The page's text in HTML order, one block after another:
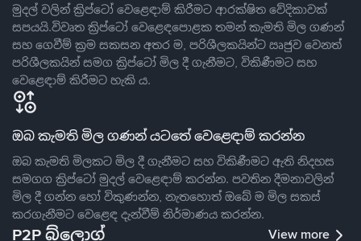
මුදල් වලින් ක්‍රිප්ටෝ වෙළෙඳාම් කිරීමට ආරක්ෂිත වේදිකාවක්
සපයයි.විවෘත ක්‍රිප්ටෝ වෙළෙඳපොළක තමන් කැමති මිල ගණන්
සහ ගෙවීම් ක්‍රම සකසන අතර ම, පරිශීලකයින්ට ඍජුව වෙනත්
පරිශීලකයින් සමග ක්‍රිප්ටෝ මිල දී ගැනීමට, විකිණීමට සහ
වෙළෙඳාම් කිරීමට හැකි ය.
ඔබ කැමති මිල ගණන් යටතේ වෙළෙඳාම් කරන්න
ඔබ කැමති මිලකට මිල දී ගැනීමට සහ විකිණීමට ඇති නිදහස
සමගග ක්‍රිප්ටෝ මුදල් වෙළෙඳාම් කරන්න. පවතින දීමනාවලින්
මිල දී ගන්න හෝ විකුණන්න, නැතහොත් ඔබේ ම මිල සකස්
කරගැනීමට වෙළෙඳ දැන්වීම් නිර්මාණය කරන්න.
P2P බ්ලොග් View more